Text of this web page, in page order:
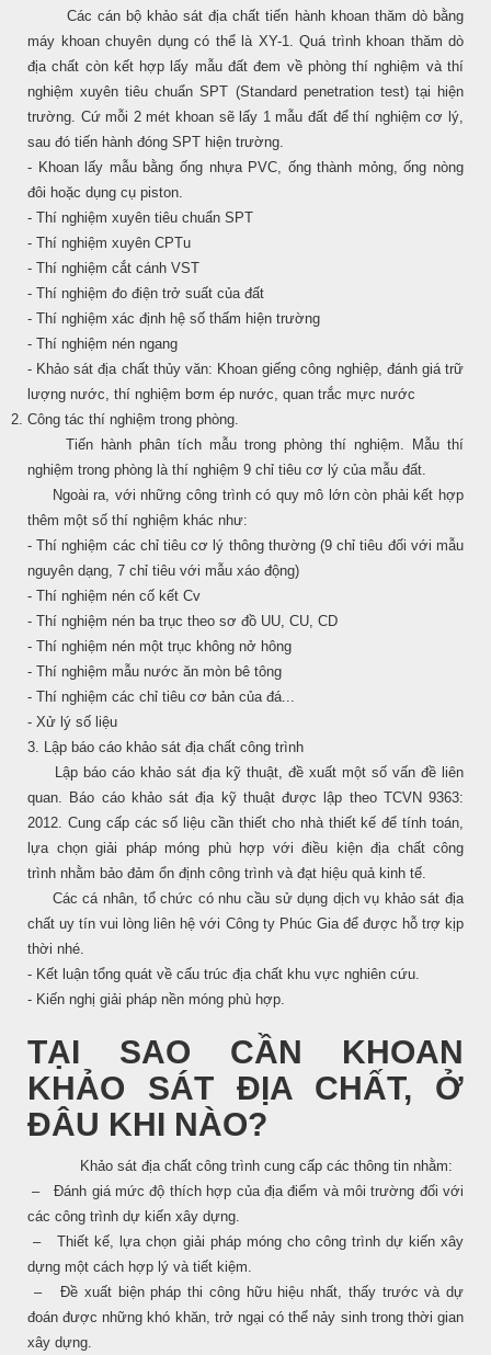
Các cán bộ khảo sát địa chất tiến hành khoan thăm dò bằng
máy khoan chuyên dụng có thể là XY-1. Quá trình khoan thăm dò
địa chất còn kết hợp lấy mẫu đất đem về phòng thí nghiệm và thí
nghiệm xuyên tiêu chuẩn SPT (Standard penetration test) tại hiện
trường. Cứ mỗi 2 mét khoan sẽ lấy 1 mẫu đất để thí nghiệm cơ lý,
sau đó tiến hành đóng SPT hiện trường.
- Khoan lấy mẫu bằng ống nhựa PVC, ống thành mỏng, ống nòng
đôi hoặc dụng cụ piston.
- Thí nghiệm xuyên tiêu chuẩn SPT
- Thí nghiệm xuyên CPTu
- Thí nghiệm cắt cánh VST
- Thí nghiệm đo điện trở suất của đất
- Thí nghiệm xác định hệ số thấm hiện trường
- Thí nghiệm nén ngang
- Khảo sát địa chất thủy văn: Khoan giếng công nghiệp, đánh giá trữ
lượng nước, thí nghiệm bơm ép nước, quan trắc mực nước
Công tác thí nghiệm trong phòng.
Tiến hành phân tích mẫu trong phòng thí nghiệm. Mẫu thí
nghiệm trong phòng là thí nghiệm 9 chỉ tiêu cơ lý của mẫu đất.
Ngoài ra, với những công trình có quy mô lớn còn phải kết hợp
thêm một số thí nghiệm khác như:
- Thí nghiệm các chỉ tiêu cơ lý thông thường (9 chỉ tiêu đối với mẫu
nguyên dạng, 7 chỉ tiêu với mẫu xáo động)
- Thí nghiệm nén cố kết Cv
- Thí nghiệm nén ba trục theo sơ đồ UU, CU, CD
- Thí nghiệm nén một trục không nở hông
- Thí nghiệm mẫu nước ăn mòn bê tông
- Thí nghiệm các chỉ tiêu cơ bản của đá...
- Xử lý số liệu
3. Lập báo cáo khảo sát địa chất công trình
Lập báo cáo khảo sát địa kỹ thuật, đề xuất một số vấn đề liên
quan. Báo cáo khảo sát địa kỹ thuật được lập theo TCVN 9363:
2012. Cung cấp các số liệu cần thiết cho nhà thiết kế để tính toán,
lựa chọn giải pháp móng phù hợp với điều kiện địa chất công
trình nhằm bảo đảm ổn định công trình và đạt hiệu quả kinh tế.
Các cá nhân, tổ chức có nhu cầu sử dụng dịch vụ khảo sát địa
chất uy tín vui lòng liên hệ với Công ty Phúc Gia để được hỗ trợ kịp
thời nhé.
- Kết luận tổng quát về cấu trúc địa chất khu vực nghiên cứu.
- Kiến nghị giải pháp nền móng phù hợp.
TẠI SAO CẦN KHOAN
KHẢO SÁT ĐỊA CHẤT, Ở
ĐÂU KHI NÀO?
Khảo sát địa chất công trình cung cấp các thông tin nhằm:
‒ Đánh giá mức độ thích hợp của địa điểm và môi trường đối với
các công trình dự kiến xây dựng.
‒ Thiết kế, lựa chọn giải pháp móng cho công trình dự kiến xây
dựng một cách hợp lý và tiết kiệm.
‒ Đề xuất biện pháp thi công hữu hiệu nhất, thấy trước và dự
đoán được những khó khăn, trở ngại có thể nảy sinh trong thời gian
xây dựng.